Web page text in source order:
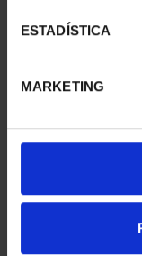
ESTADÍSTICA
MARKETING
250TH USA - 200
€2,330.00